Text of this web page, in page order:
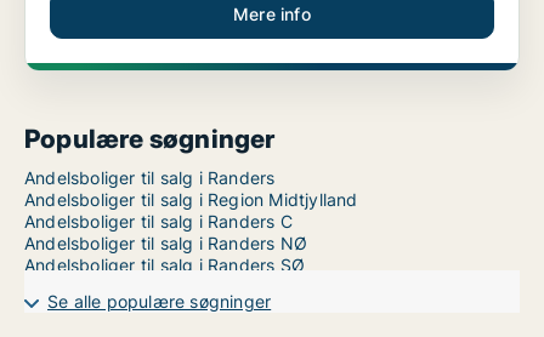
Mere info
Populære søgninger
Andelsboliger til salg i Randers
Andelsboliger til salg i Region Midtjylland
Andelsboliger til salg i Randers C
Andelsboliger til salg i Randers NØ
Andelsboliger til salg i Randers SØ
Se alle populære søgninger